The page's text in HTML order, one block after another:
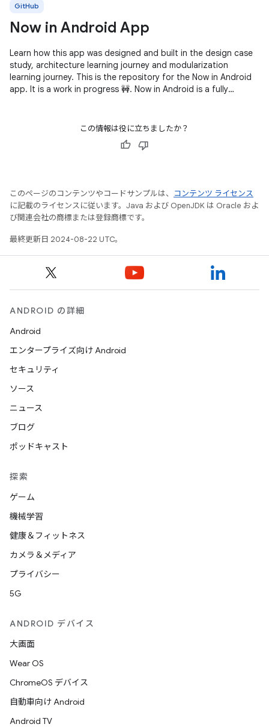
GitHub
Now in Android App
Learn how this app was designed and built in the design case
study, architecture learning journey and modularization
learning journey. This is the repository for the Now in Android
app. It is a work in progress 🚧. Now in Android is a fully
この情報は役に立ちましたか？
このページのコンテンツやコードサンプルは、
コンテンツ ライセンス
に記載のライセンスに従います。Java および OpenJDK は Oracle およ
び関連会社の商標または登録商標です。
最終更新日 2024-08-22 UTC。
ANDROID の詳細
Android
エンタープライズ向け Android
セキュリティ
ソース
ニュース
ブログ
ポッドキャスト
探索
ゲーム
機械学習
健康＆フィットネス
カメラ＆メディア
プライバシー
5G
ANDROID デバイス
大画面
Wear OS
ChromeOS デバイス
自動車向け Android
Android TV